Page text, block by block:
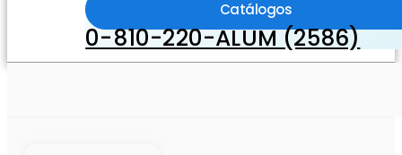
Catálogos
0-810-220-ALUM (2586)